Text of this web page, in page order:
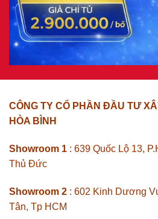
CÔNG TY CỔ PHẦN ĐẦU TƯ
HÒA BÌNH
Showroom 1 : 639 Quốc Lộ 13,
Thủ Đức
Showroom 2 : 602 Kinh Dương
Tân, Tp HCM